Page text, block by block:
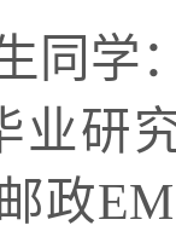
同学
业研
政